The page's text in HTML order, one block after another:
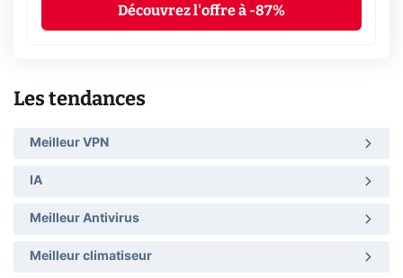
Découvrez l'offre à -87%
Les tendances
Meilleur VPN
IA
Meilleur Antivirus
Meilleur climatiseur